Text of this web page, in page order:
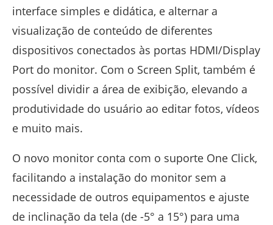
interface simples e didática, e alternar a
visualização de conteúdo de diferentes
dispositivos conectados às portas HDMI/Display
Port do monitor. Com o Screen Split, também é
possível dividir a área de exibição, elevando a
produtividade do usuário ao editar fotos, vídeos
e muito mais.
O novo monitor conta com o suporte One Click,
facilitando a instalação do monitor sem a
necessidade de outros equipamentos e ajuste
de inclinação da tela (de -5° a 15°) para uma